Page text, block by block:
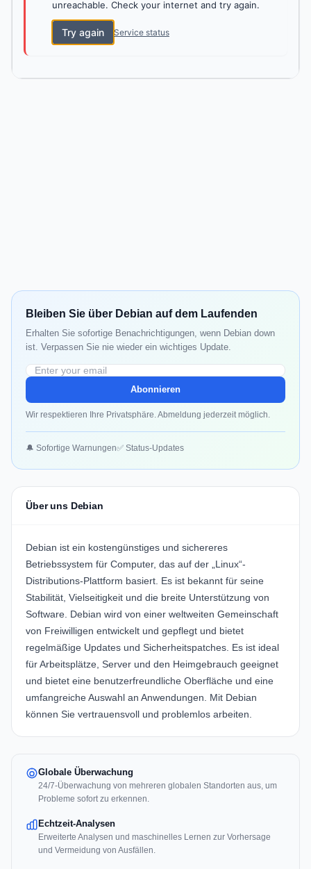
unreachable. Check your internet and try again.
Try again Service status
Bleiben Sie über Debian auf dem Laufenden
Erhalten Sie sofortige Benachrichtigungen, wenn Debian down
ist. Verpassen Sie nie wieder ein wichtiges Update.
Abonnieren
Wir respektieren Ihre Privatsphäre. Abmeldung jederzeit möglich.
🔔 Sofortige Warnungen✅ Status-Updates
Über uns Debian
Debian ist ein kostengünstiges und sichereres
Betriebssystem für Computer, das auf der „Linux“-
Distributions-Plattform basiert. Es ist bekannt für seine
Stabilität, Vielseitigkeit und die breite Unterstützung von
Software. Debian wird von einer weltweiten Gemeinschaft
von Freiwilligen entwickelt und gepflegt und bietet
regelmäßige Updates und Sicherheitspatches. Es ist ideal
für Arbeitsplätze, Server und den Heimgebrauch geeignet
und bietet eine benutzerfreundliche Oberfläche und eine
umfangreiche Auswahl an Anwendungen. Mit Debian
können Sie vertrauensvoll und problemlos arbeiten.
Globale Überwachung
24/7-Überwachung von mehreren globalen Standorten aus, um
Probleme sofort zu erkennen.
Echtzeit-Analysen
Erweiterte Analysen und maschinelles Lernen zur Vorhersage
und Vermeidung von Ausfällen.